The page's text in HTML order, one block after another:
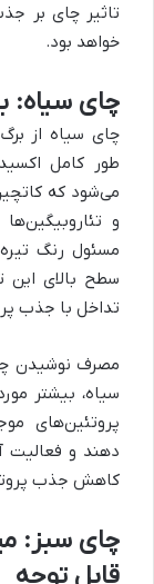
تاثیر چای بر
خواهد بود.
چای سیاه:
چای سیاه از
طور کامل
می‌شود که
و
مسئول رنگ
سطح بالای این
تداخل با جذب
مصرف نوشیدن
سیاه، بیشتر
پروتئین‌های
دهند و فعالیت
کاهش جذب
چای سبز:
قابل توجه